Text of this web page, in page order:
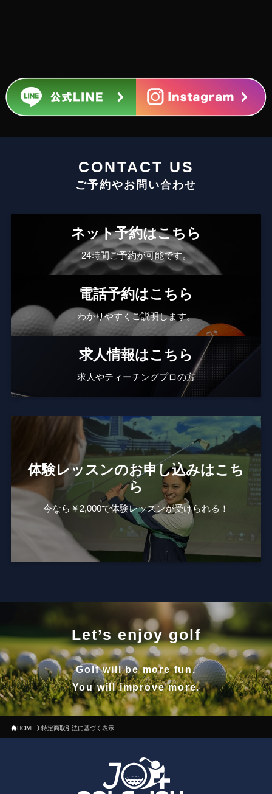
CONTACT US
ご予約やお問い合わせ
ネット予約はこちら
24時間ご予約が可能です。
電話予約はこちら
わかりやすくご説明します。
求人情報はこちら
求人やティーチングプロの方
体験レッスンのお申し込みはこち
ら
今なら￥2,000で体験レッスンが受けられる！
Let’s enjoy golf
Golf will be more fun.
You will improve more.
HOME 特定商取引法に基づく表示